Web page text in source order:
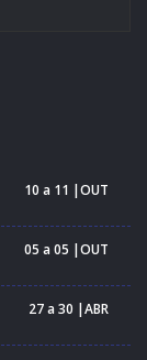
10 a 11 |OUT
05 a 05 |OUT
27 a 30 |ABR